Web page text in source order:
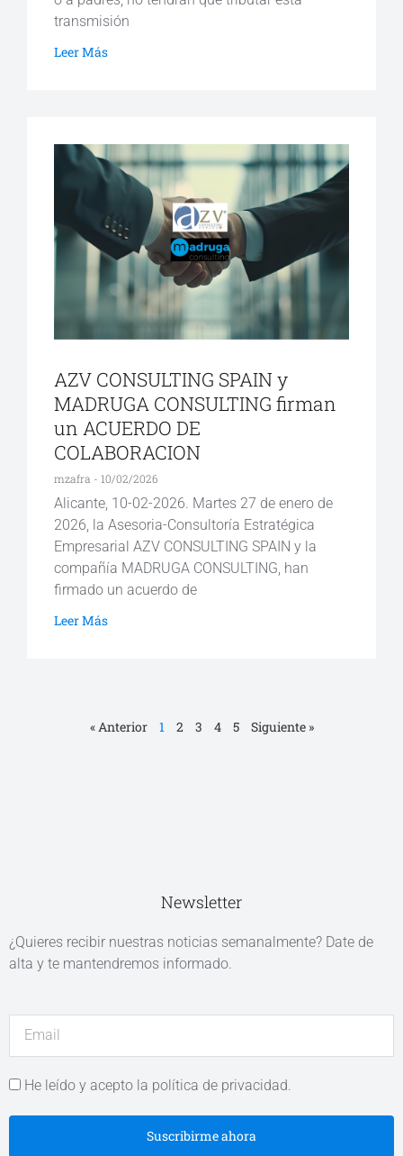
transmisión
Leer Más
AZV CONSULTING SPAIN y
MADRUGA CONSULTING firman
un ACUERDO DE
COLABORACION
mzafra 10/02/2026
Alicante, 10-02-2026. Martes 27 de enero de
2026, la Asesoria-Consultoría Estratégica
Empresarial AZV CONSULTING SPAIN y la
compañía MADRUGA CONSULTING, han
firmado un acuerdo de
Leer Más
« Anterior 1 2 3 4 5 Siguiente »
Newsletter
¿Quieres recibir nuestras noticias semanalmente? Date de
alta y te mantendremos informado.
He leído y acepto la política de privacidad.
Suscribirme ahora